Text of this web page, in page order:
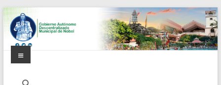
Saltar
al
contenido
Alcaldía
Menú